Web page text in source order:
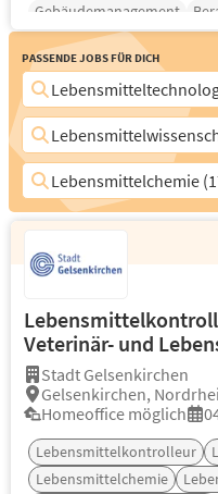
Gebäudemanagement
Passende Jobs für Dich
Lebensmittelchemie
Veterinär- und
Stadt Gelsenkirchen
Gelsenkirchen,
Homeoffice möglich
Lebensmittelkontrolleur
Lebensmittelchemie